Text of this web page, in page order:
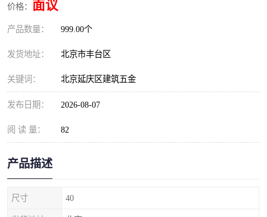
价格： 面议
产品数量： 999.00个
发货地址： 北京市丰台区
关键词： 北京延庆区建筑五金
发布日期： 2026-08-07
阅 读 量： 82
产品描述
尺寸 40